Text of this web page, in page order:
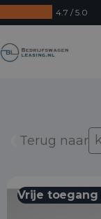
4.7 / 5.0
Terug naar
Vrije